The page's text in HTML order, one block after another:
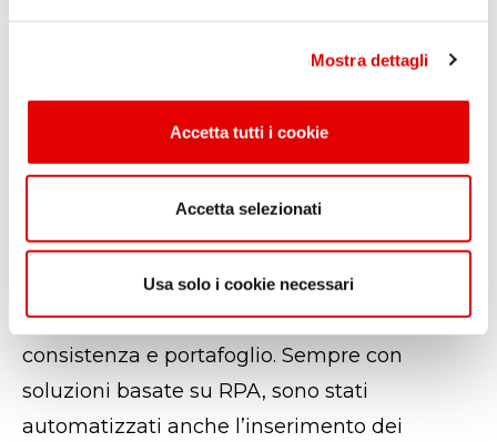
Mostra dettagli
Accetta tutti i cookie
Accetta selezionati
Usa solo i cookie necessari
Tutte le valutazioni, così, vengono
velocizzate, come nel caso delle richieste di
finanziamenti.
Altri casi reali di processi che hanno
beneficiato dell’automazione RPA sono la
cancellazione delle ipotechee la gestione
dellesofferenzecon il controllo di saldi,
consistenza e portafoglio. Sempre con
soluzioni basate su RPA, sono stati
automatizzati anche l’inserimento dei